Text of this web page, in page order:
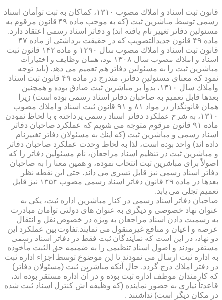
قانون ثبت اسناد و املاك مصوب ۱۳۱۰، كماكان به ثبت توأمان اسناد
رسمی توسط مباشرین ثبت (كه به موجب ماده ۴۹ قانون مرقوم به
مسئولین دفاتر تغییر نام یافته اند) و دفاتر اسناد رسمی اعتقاد دارد.
ماده ۴۹ قانون جدیدالتصویب كه در حقیقت برداشتی از ماده ۴۷
قانون ثبت اسناد و املاك مصوب سال ۱۲۹۰ و ماده ۱۴۲ قانون ثبت
اسناد و املاك مصوب سال ۱۳۰۸ بود، همان وظایف و اختیارات
مباشرین ثبت را به مسئولین دفاتر هم تعمیم می دهد. (باید توجه
نمود كه معنای مسئولین دفاتر، مندرج در ماده ۴۹ قانون ثبت اسناد
واملاك سال ۱۳۱۰، بدواً بر مباشرین ثبت صادق بوده و همچنین
بعدها قابل تعمیم به صاحبان دفاتر اسناد رسمی بوده است) زیرا
همان قانونگذار در مواد ۸۱ و ۹۱ قانون ثبت اسناد و املاك مصوب
۱۳۱۰، به شرح عملكرد دفاتر اسناد رسمی پرداخته و با لحاظ نمودن
ماده ۹۱ قانون مرقوم متوجه می شویم كه عملكرد صاحبان دفاتر
اسناد رسمی و مباشرین ثبت (كه اینك به مسئولان دفاتر تغییرنام
داده اند) واحد بوده است، لذا به لحاظ وحدت عملكرد صاحبان دفاتر
و مباشرین ثبت در تنظیم اسناد مراجعان، نام مسئولین دفاتر را كه
اصولاً برای مباشرین ثبت انتخاب نموده، و همین معنا را به صاحبان
دفاتر اسناد رسمی نیز قابل تسری می داند. حتی این نقطه نظر
بعدها در ماده ۲۹ قانون دفاتر اسناد رسمی مصوب ۱۳۵۴ نیز قابل
تعمیم تجلی می یابد.
صاحبان دفاتر اسناد رسمی در كنار مباشرین اداره ثبت، یكی به
عنوان نهاد خصوصی و دیگری به عنوان های دولتی توأمان مبادرت
به رسمیت دادن اسناد مراجعان به ویژه در خصوص نقل و انتقال
عرصه و اعیان و منافع غیرمنقول می نمایند.تفاوت بین عملكرد این
دو نهاد، در این است كه نمایندگان ثبت فقط در دفاتر اسناد رسمی
مستقر بودند و اصول اسناد تنظیمی را به ضمیمه حق الثبت مأخوذه
به اداره ثبت ارسال می نمودند تا این موضوع توسط اجزاء اداره ثبت
در دفتر املاك درج گردد. حال آنكه مباشرین ثبت (مسئولان دفاتر)
كه كارمندان موظف اداره ثبت بوده و در آن اداره مستقر بوده اند،
قاعدتاً نیازی به حضور نماینده (كه وظیفه اش كنترل اسناد ثبت شده
در مكان دیگر است) نداشتند .